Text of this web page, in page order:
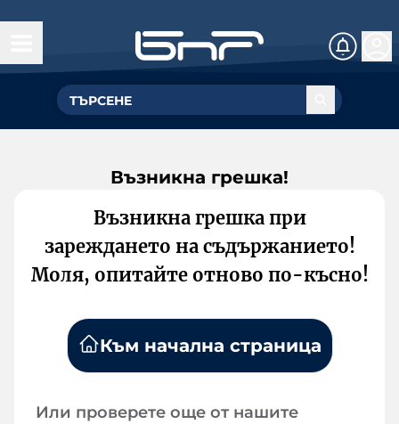
Възникна грешка!
Възникна грешка при
зареждането на съдържанието!
Моля, опитайте отново по-късно!
Към начална страница
Или проверете още от нашите